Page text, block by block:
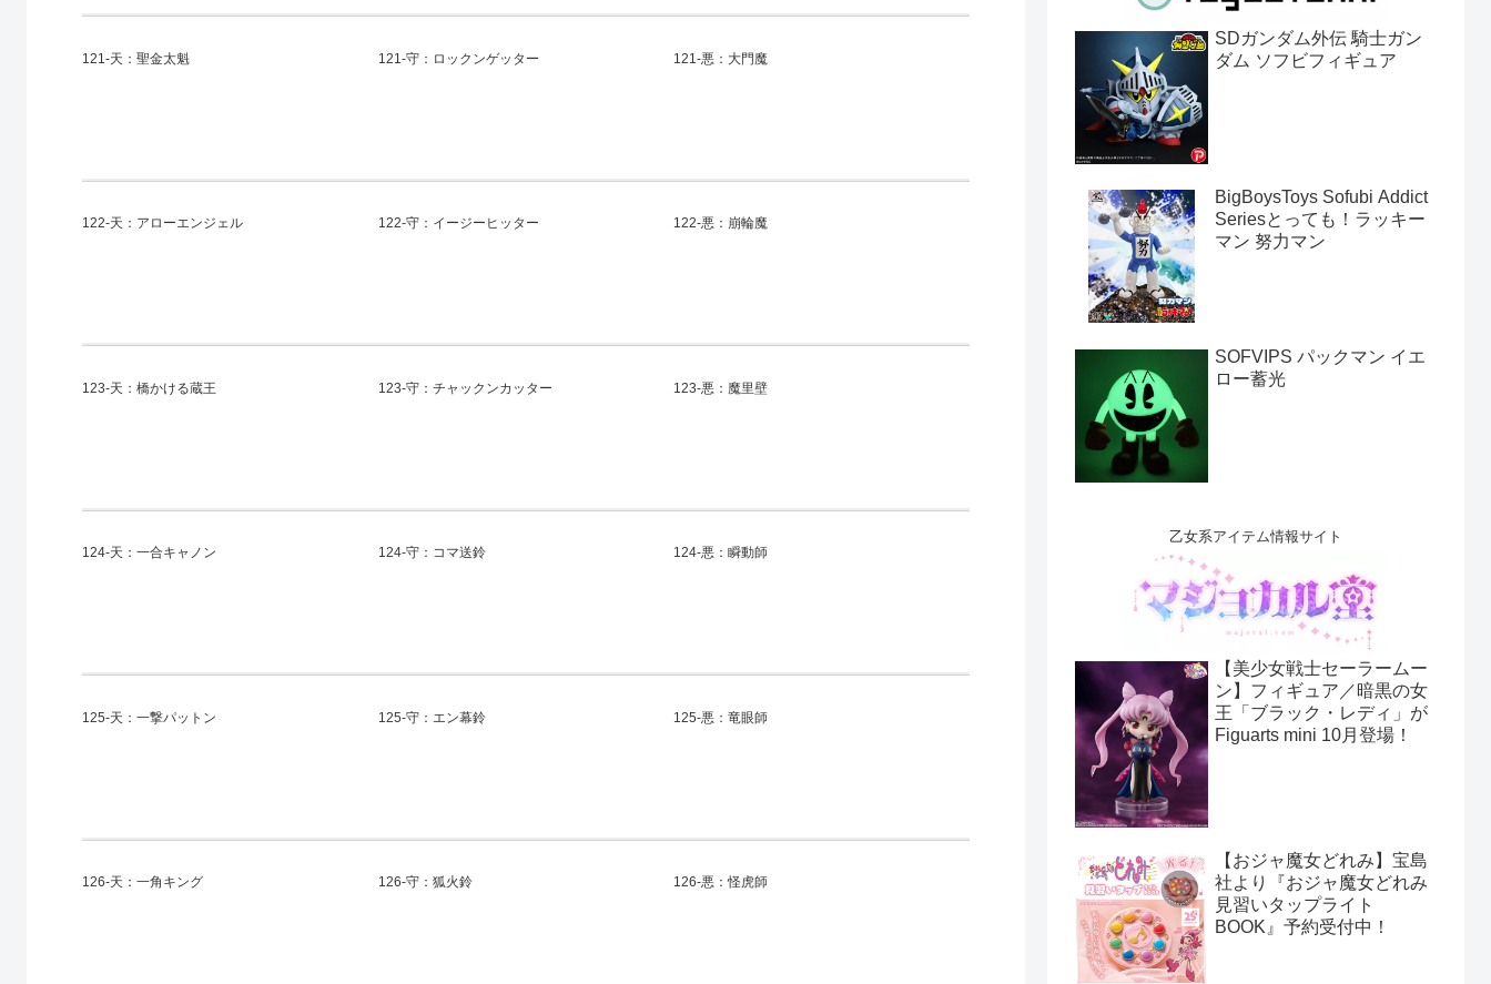
121-天：聖金太魁 121-守：ロックンゲッター 121-悪：大門魔
122-天：アローエンジェル 122-守：イージーヒッター 122-悪：崩輪魔
123-天：橋かける蔵王 123-守：チャックンカッター 123-悪：魔里壁
124-天：一合キャノン 124-守：コマ送鈴 124-悪：瞬動師
125-天：一撃パットン 125-守：エン幕鈴 125-悪：竜眼師
126-天：一角キング 126-守：狐火鈴 126-悪：怪虎師
SDガンダム外伝 騎士ガン
ダム ソフビフィギュア
BigBoysToys Sofubi Addict
Seriesとっても！ラッキー
マン 努力マン
SOFVIPS パックマン イエ
ロー蓄光
乙女系アイテム情報サイト
【美少女戦士セーラームー
ン】フィギュア／暗黒の女
王「ブラック・レディ」が
Figuarts mini 10月登場！
【おジャ魔女どれみ】宝島
社より『おジャ魔女どれみ
見習いタップライト
BOOK』予約受付中！